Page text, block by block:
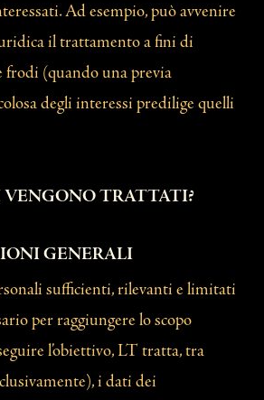
Ad esempio, può avvenire
il trattamento a fini di
frodi (quando una previa
degli interessi predilige quelli
TRATTATI?
GENERALI
sufficienti, rilevanti e limitati
per raggiungere lo scopo
l’obiettivo, LT tratta, tra
i dati dei